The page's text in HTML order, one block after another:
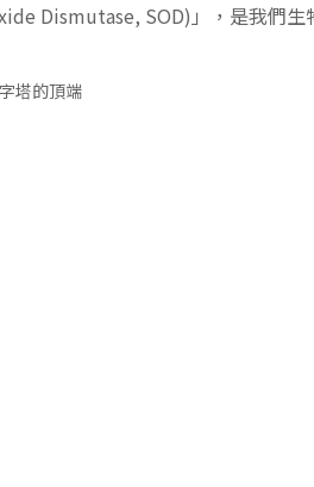
Dismutase, SOD)」，是我們生